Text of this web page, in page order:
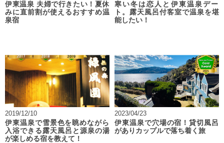
伊東温泉 夫婦で行きたい！夏休
みに直前割が使えるおすすめ温
泉宿
寒い冬は恋人と伊東温泉デー
ト。露天風呂付客室で温泉を堪
能したい！
2019/12/10
伊東温泉で雪景色を眺めながら
入浴できる露天風呂と源泉の湯
が楽しめる宿を教えて！
2023/04/23
伊東温泉で穴場の宿！貸切風呂
がありカップルで落ち着く旅